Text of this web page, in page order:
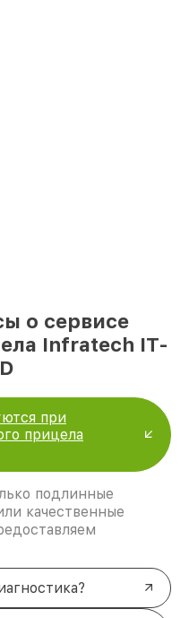
о сервисе
Infratech IT-
при
прицела
подлинные
качественные